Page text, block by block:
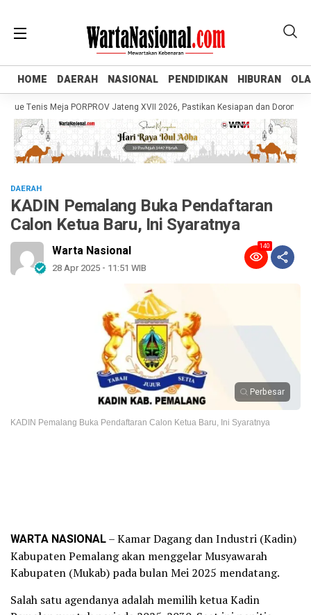
HOME DAERAH NASIONAL PENDIDIKAN HIBURAN
HOME DAERAH NASIONAL PENDIDIKAN HIBURAN
Tenis Meja PORPROV Jateng XVII 2026, Pastikan Kesiapan dan Dorong
DAERAH
KADIN Pemalang Buka Pendaftaran
Calon Ketua Baru, Ini Syaratnya
Warta Nasional
28 Apr 2025 - 11:51 WIB
140
Perbesar
KADIN Pemalang Buka Pendaftaran Calon Ketua Baru, Ini Syaratnya
WARTA NASIONAL– Kamar Dagang dan Industri (Kadin)
Kabupaten Pemalang akan menggelar Musyawarah
Kabupaten (Mukab) pada bulan Mei 2025 mendatang.
Salah satu agendanya adalah memilih ketua Kadin